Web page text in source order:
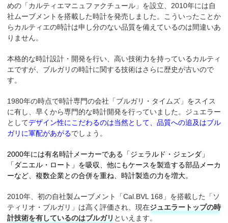
めの「カルティエマニュファクチュール」を設立、2010年には自
社ムーブメントを搭載した時計を発売しました。こういったことか
らカルティエの時計は申し分のない品質を備えているのは間違いあ
りません。
本格的な時計設計・開発を行い、高い技術力を持っているカルティ
エですが、ブルガリの時計に関する技術はさらに歴史が古いので
す。
1980年の時点で時計専門の会社「ブルガリ・タイムズ」をスイス
に有し、早くから専門的な時計開発を行っていました。ジュエラー
としてデザイン性にこだわるのは当然として、品質への追及はブル
ガリに軍配があがるでしょう。
2000年には有名時計メーカーである「ジェラルド・ジェンダ」
「ダニエル・ロート」を吸収、他にもケースを製造する部品メーカ
ーなど、複数企業との合併を重ね、時計製造の力を増大。
2010年、初の自社製ムーブメント「Cal.BVL 168」を搭載した「ソ
ティリオ・ブルガリ」は高く評価され、現在ジュエラートップの時
計技術を有しているのはブルガリ といえます。